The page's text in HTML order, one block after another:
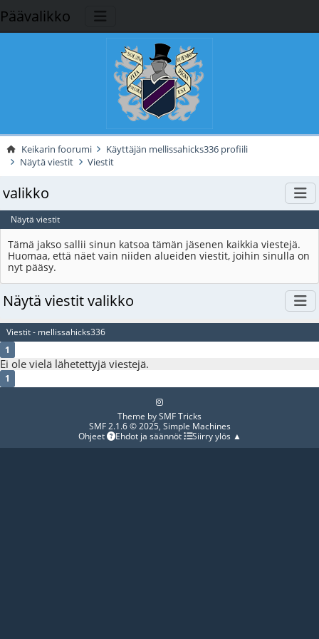
Päävalikko
Keikarin foorumi
Käyttäjän mellissahicks336 profiili
Näytä viestit
Viestit
valikko
Näytä viestit
Tämä jakso sallii sinun katsoa tämän jäsenen kaikkia viestejä.
Huomaa, että näet vain niiden alueiden viestit, joihin sinulla on
nyt pääsy.
Näytä viestit valikko
Viestit - mellissahicks336
1
Ei ole vielä lähetettyjä viestejä.
1
Theme bySMF Tricks
SMF 2.1.6 © 2025, Simple Machines
Ohjeet
Ehdot ja säännöt Siirry ylös ▲